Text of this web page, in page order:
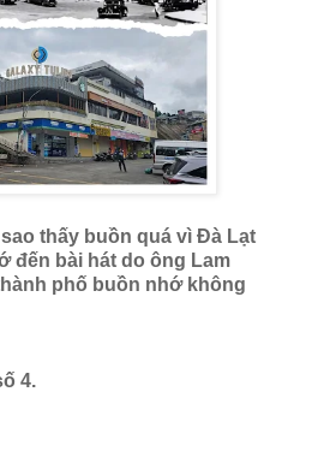
thấy buồn quá vì Đà Lạt
đến bài hát do ông Lam
phố buồn nhớ không
4.